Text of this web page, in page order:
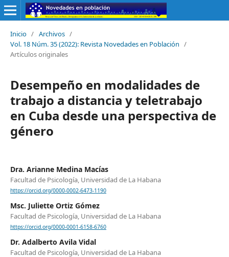
Inicio / Archivos /
Vol. 18 Núm. 35 (2022): Revista Novedades en Población /
Artículos originales
Desempeño en modalidades de
trabajo a distancia y teletrabajo
en Cuba desde una perspectiva de
género
Dra. Arianne Medina Macías
Facultad de Psicología, Universidad de La Habana
https://orcid.org/0000-0002-6473-1190
Msc. Juliette Ortiz Gómez
Facultad de Psicología, Universidad de La Habana
https://orcid.org/0000-0001-6158-6760
Dr. Adalberto Avila Vidal
Facultad de Psicología, Universidad de La Habana